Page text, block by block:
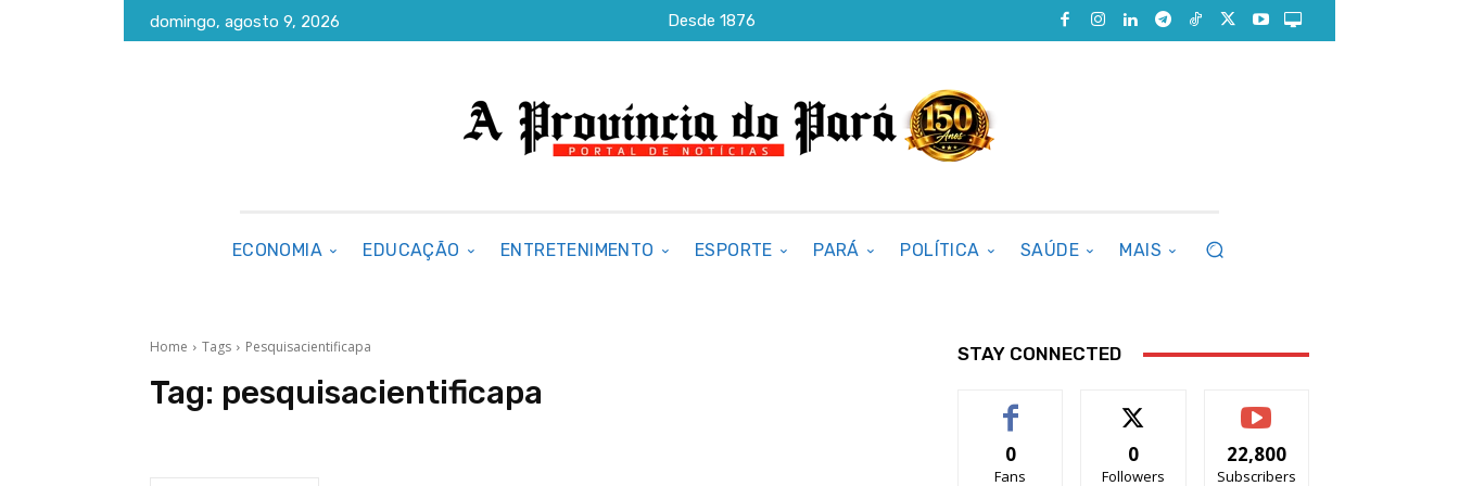
domingo, agosto 9, 2026 Desde 1876
ECONOMIA EDUCAÇÃO ENTRETENIMENTO ESPORTE PARÁ POLÍTICA SAÚDE MAIS
Home Tags Pesquisacientificapa
Tag: pesquisacientificapa
STAY CONNECTED
0
Fans
0
Followers
22,800
Subscribers